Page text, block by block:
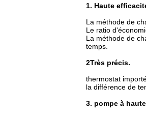
1. Haute
La méthode de
Le ratio
La méthode de
temps.
2Très précis.
thermostat
la différence de
3. pompe à